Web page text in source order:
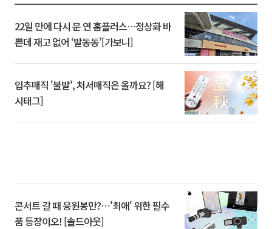
22일 만에 다시 문 연 홈플러스…정상화 바
쁜데 재고 없어 ‘발동동’[가보니]
입추매직 '불발', 처서매직은 올까요? [해
시태그]
콘서트 갈 때 응원봉만?⋯'최애' 위한 필수
품 등장이오! [솔드아웃]